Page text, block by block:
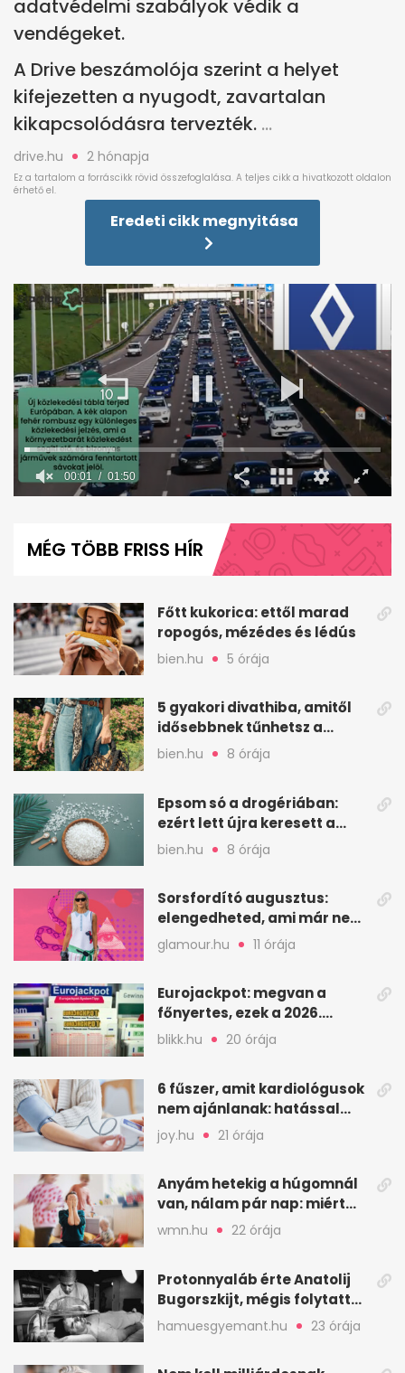
adatvédelmi szabályok védik a
vendégeket.
A Drive beszámolója szerint a helyet
kifejezetten a nyugodt, zavartalan
kikapcsolódásra tervezték.
drive.hu 2 hónapja
Eredeti cikk megnyitása
minute,
00:02 01:50
MÉG TÖBB FRISS HÍR
Főtt kukorica: ettől marad
ropogós, mézédes és lédús
bien.hu 5 órája
5 gyakori divathiba, amitől
idősebbnek tűnhetsz a
korodnál
bien.hu 8 órája
Epsom só a drogériában:
ezért lett újra keresett a
magnézium-szulfát
bien.hu 8 órája
Sorsfordító augusztus:
elengedheted, ami már nem
szolgál téged
glamour.hu 11 órája
Eurojackpot: megvan a
főnyertes, ezek a 2026.
augusztus 7-i számok
blikk.hu 20 órája
6 fűszer, amit kardiológusok
nem ajánlanak: hatással
lehet a vérnyomásra
joy.hu 21 órája
Anyám hetekig a húgomnál
van, nálam pár nap: miért
fáj ennyire?
wmn.hu 22 órája
Protonnyaláb érte Anatolij
Bugorszkijt, mégis folytatta
a munkát
hamuesgyemant.hu 23 órája